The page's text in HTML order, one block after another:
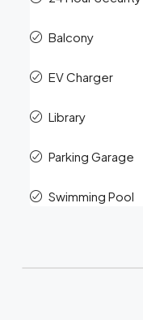
Balcony
EV Charger
Library
Parking Garage
Swimming Pool